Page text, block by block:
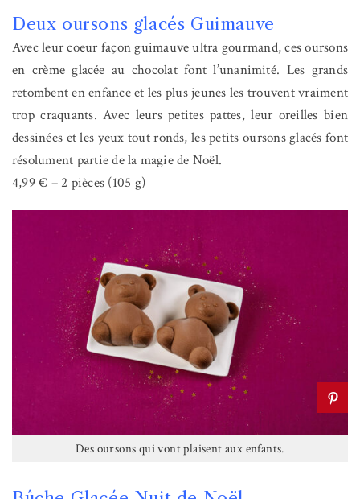
Deux oursons glacés Guimauve
Avec leur coeur façon guimauve ultra gourmand, ces oursons
en crème glacée au chocolat font l’unanimité. Les grands
retombent en enfance et les plus jeunes les trouvent vraiment
trop craquants. Avec leurs petites pattes, leur oreilles bien
dessinées et les yeux tout ronds, les petits oursons glacés font
résolument partie de la magie de Noël.
4,99 € – 2 pièces (105 g)
Des oursons qui vont plaisent aux enfants.